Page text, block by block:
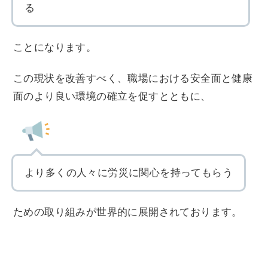
る
ことになります。
この現状を改善すべく、職場における安全面と健康
面のより良い環境の確立を促すとともに、
より多くの人々に労災に関心を持ってもらう
ための取り組みが世界的に展開されております。